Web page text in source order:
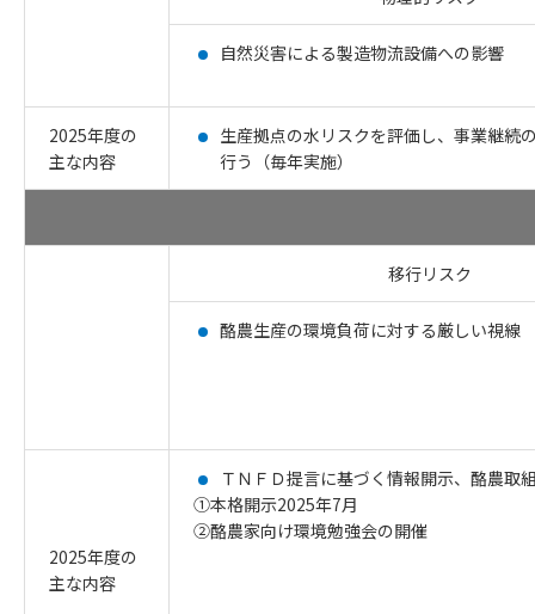
自然災害による製造物流設備への影響
2025年度の
主な内容
生産拠点の水リスクを評価し、事業継続
行う（毎年実施）
移行リスク
酪農生産の環境負荷に対する厳しい視線
2025年度の
主な内容
ＴＮＦＤ提言に基づく情報開示、酪農取
①本格開示2025年7月
②酪農家向け環境勉強会の開催